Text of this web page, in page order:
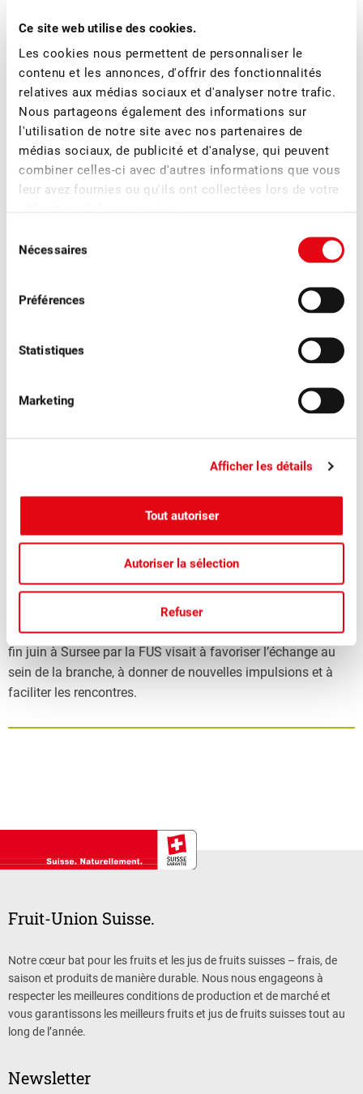
Ce site web utilise des cookies.
Les cookies nous permettent de personnaliser le
contenu et les annonces, d'offrir des fonctionnalités
relatives aux médias sociaux et d'analyser notre trafic.
Nous partageons également des informations sur
l'utilisation de notre site avec nos partenaires de
médias sociaux, de publicité et d'analyse, qui peuvent
combiner celles-ci avec d'autres informations que vous
leur avez fournies ou qu'ils ont collectées lors de votre
Nécessaires
Préférences
Statistiques
Marketing
Afficher les détails
Tout autoriser
Autoriser la sélection
Refuser
Les prix restent inchangés (CHF/kg) :
Cerises à distiller : 1.20
Pruneaux à distiller : 0.60
Poires Williams à distiller : 0.50 et 0.75
Le centre de produits Distillats souhaite à toutes et à tous
beaucoup de succès en 2022.
VERS LE BULLETIN DES PRIX
Plus d'actualités
08.07.2026 ■ Association, Fruits à cidre, Fruits de transformation
Organisation réussie de l’évènement de
réseautage pour les cidreries suisses
L’évènement de réseautage pour les cidreries organisé à la
fin juin à Sursee par la FUS visait à favoriser l’échange au
sein de la branche, à donner de nouvelles impulsions et à
faciliter les rencontres.
Fruit-Union Suisse.
Notre cœur bat pour les fruits et les jus de fruits suisses – frais, de
saison et produits de manière durable. Nous nous engageons à
respecter les meilleures conditions de production et de marché et
vous garantissons les meilleurs fruits et jus de fruits suisses tout au
long de l’année.
Newsletter